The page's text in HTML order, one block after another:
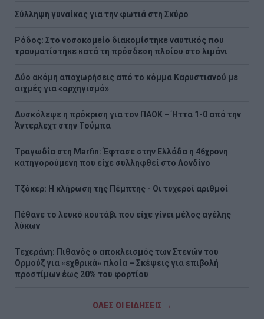
Σύλληψη γυναίκας για την φωτιά στη Σκύρο
Ρόδος: Στο νοσοκομείο διακομίστηκε ναυτικός που
τραυματίστηκε κατά τη πρόσδεση πλοίου στο λιμάνι
Δύο ακόμη αποχωρήσεις από το κόμμα Καρυστιανού με
αιχμές για «αρχηγισμό»
Δυσκόλεψε η πρόκριση για τον ΠΑΟΚ – Ήττα 1-0 από την
Άντερλεχτ στην Τούμπα
Τραγωδία στη Marfin: Έφτασε στην Ελλάδα η 46χρονη
κατηγορούμενη που είχε συλληφθεί στο Λονδίνο
Τζόκερ: Η κλήρωση της Πέμπτης - Οι τυχεροί αριθμοί
Πέθανε το λευκό κουτάβι που είχε γίνει μέλος αγέλης
λύκων
Τεχεράνη: Πιθανός ο αποκλεισμός των Στενών του
Ορμούζ για «εχθρικά» πλοία – Σκέψεις για επιβολή
προστίμων έως 20% του φορτίου
ΟΛΕΣ ΟΙ ΕΙΔΗΣΕΙΣ →